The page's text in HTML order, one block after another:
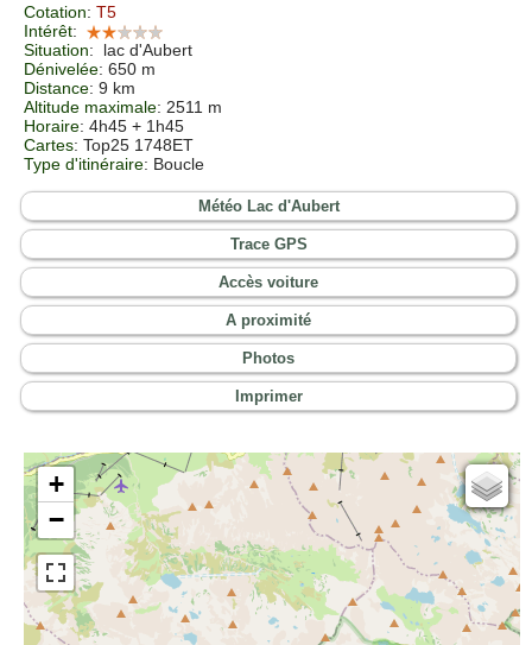
Cotation: T5
Intérêt:
Situation:
lac d'Aubert
Dénivelée: 650 m
Distance: 9 km
Altitude maximale: 2511 m
Horaire: 4h45 + 1h45
Cartes: Top25 1748ET
Type d'itinéraire: Boucle
Météo Lac d'Aubert
Trace GPS
Accès voiture
A proximité
Photos
Imprimer
+
−
Cartes IGN
Open Topo Map
Open Street Map
ESRI Word Imagery
Photographies aériennes